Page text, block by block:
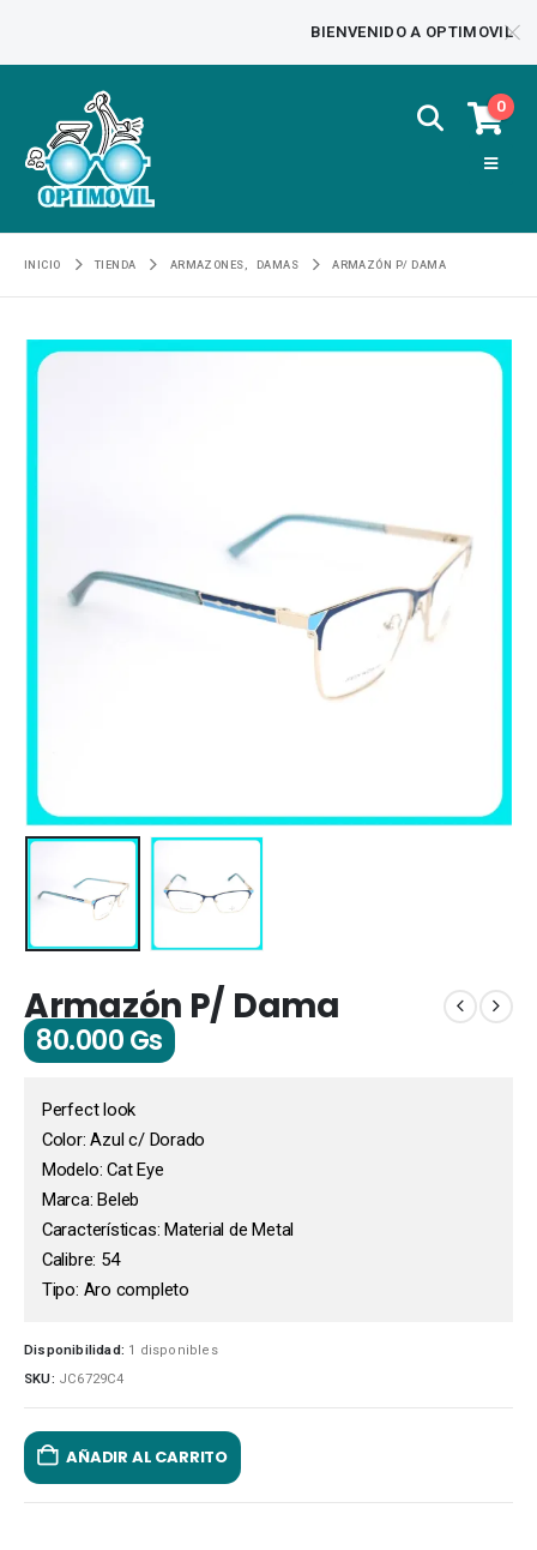
BIENVENIDO A OPTIMOVIL
0
INICIO TIENDA ARMAZONES DAMAS ARMAZÓN P/ DAMA
Armazón P/ Dama
80.000Gs
Perfect look
Color: Azul c/ Dorado
Modelo: Cat Eye
Marca: Beleb
Características: Material de Metal
Calibre: 54
Tipo: Aro completo
Disponibilidad: 1 disponibles
SKU: JC6729C4
AÑADIR AL CARRITO